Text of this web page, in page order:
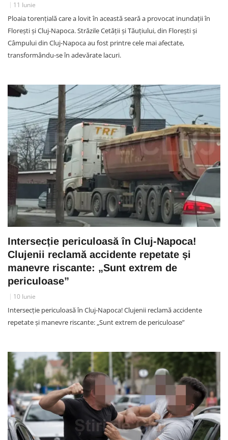
11 Iunie
Ploaia torențială care a lovit în această seară a provocat inundații în
Florești și Cluj-Napoca. Străzile Cetății și Tăuțiului, din Florești și
Câmpului din Cluj-Napoca au fost printre cele mai afectate,
transformându-se în adevărate lacuri.
Intersecție periculoasă în Cluj-Napoca!
Clujenii reclamă accidente repetate și
manevre riscante: „Sunt extrem de
periculoase”
10 Iunie
Intersecție periculoasă în Cluj-Napoca! Clujenii reclamă accidente
repetate și manevre riscante: „Sunt extrem de periculoase”